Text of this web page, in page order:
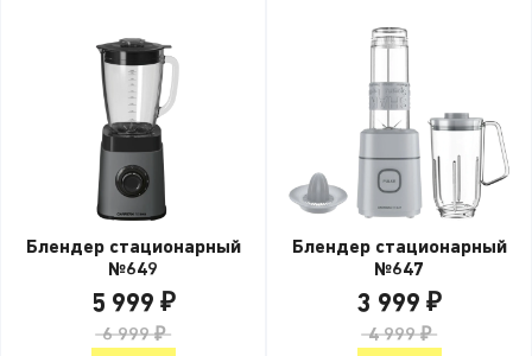
Блендер стационарный
№649
5 999 ₽
6 999 ₽
Блендер стационарный
№647
3 999 ₽
4 999 ₽